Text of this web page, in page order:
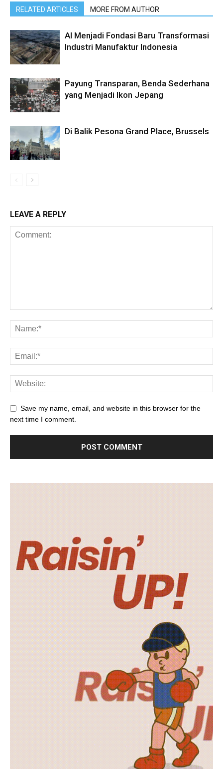
RELATED ARTICLES MORE FROM AUTHOR
AI Menjadi Fondasi Baru Transformasi
Industri Manufaktur Indonesia
Payung Transparan, Benda Sederhana
yang Menjadi Ikon Jepang
Di Balik Pesona Grand Place, Brussels
LEAVE A REPLY
Save my name, email, and website in this browser for the
next time I comment.